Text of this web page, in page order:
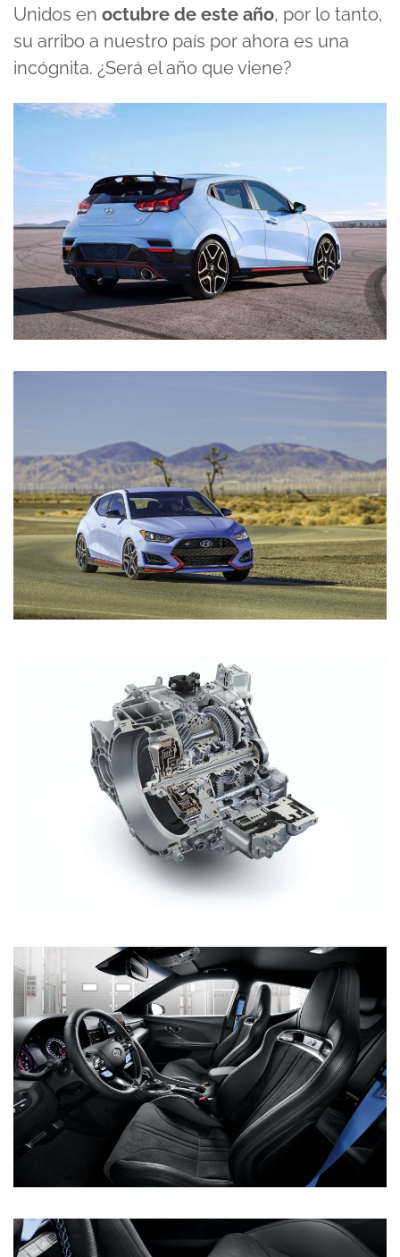
Unidos en octubre de este año, por lo tanto,
su arribo a nuestro país por ahora es una
incógnita. ¿Será el año que viene?